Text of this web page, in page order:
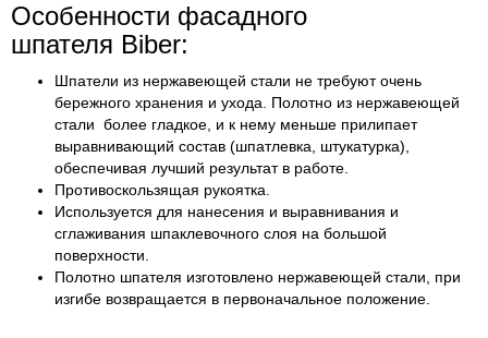
Особенности фасадного
шпателя Biber:
Шпатели из нержавеющей стали не требуют очень
бережного хранения и ухода. Полотно из нержавеющей
стали более гладкое, и к нему меньше прилипает
выравнивающий состав (шпатлевка, штукатурка),
обеспечивая лучший результат в работе.
Противоскользящая рукоятка.
Используется для нанесения и выравнивания и
сглаживания шпаклевочного слоя на большой
поверхности.
Полотно шпателя изготовлено нержавеющей стали, при
изгибе возвращается в первоначальное положение.